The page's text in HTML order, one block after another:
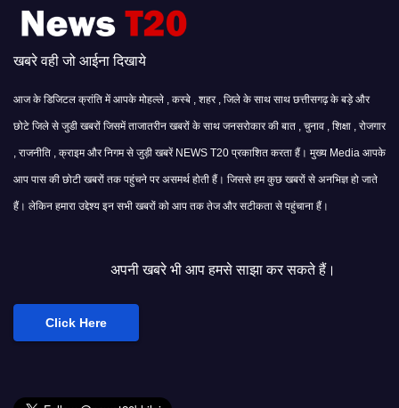
खबरे वही जो आईना दिखाये
आज के डिजिटल क्रांति में आपके मोहल्ले , कस्बे , शहर , जिले के साथ साथ छत्तीसगढ़ के बड़े और
छोटे जिले से जुडी खबरों जिसमें ताजातरीन खबरों के साथ जनसरोकार की बात , चुनाव , शिक्षा , रोजगार
, राजनीति , क्राइम और निगम से जुड़ी खबरें NEWS T20 प्रकाशित करता हैं। मुख्य Media आपके
आप पास की छोटी खबरों तक पहुंचने पर असमर्थ होती हैं। जिससे हम कुछ खबरों से अनभिज्ञ हो जाते
हैं। लेकिन हमारा उद्देश्य इन सभी खबरों को आप तक तेज और सटीकता से पहुंचाना हैं।
अपनी खबरे भी आप हमसे साझा कर सकते हैं।
Click Here